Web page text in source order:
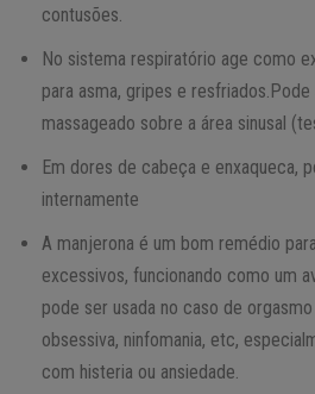
contusões.
No sistema respiratório age como
para asma, gripes e
massageado sobre a área sinusal
Em dores de cabeça e enxaqueca,
internamente
A manjerona é um bom remédio
excessivos, funcionando como um
pode ser usada no caso de
obsessiva, ninfomania, etc,
com histeria ou ansiedade.